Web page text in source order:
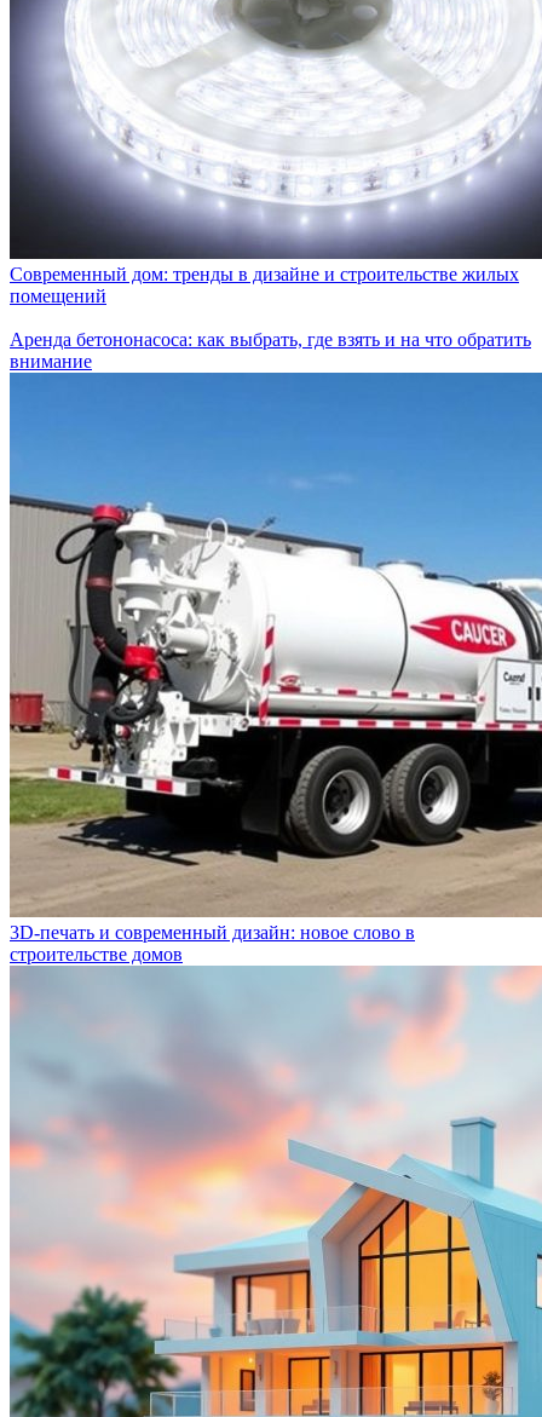
Современный дом: тренды в дизайне и строительстве жилых
помещений
Аренда бетононасоса: как выбрать, где взять и на что обратить
внимание
3D-печать и современный дизайн: новое слово в
строительстве домов